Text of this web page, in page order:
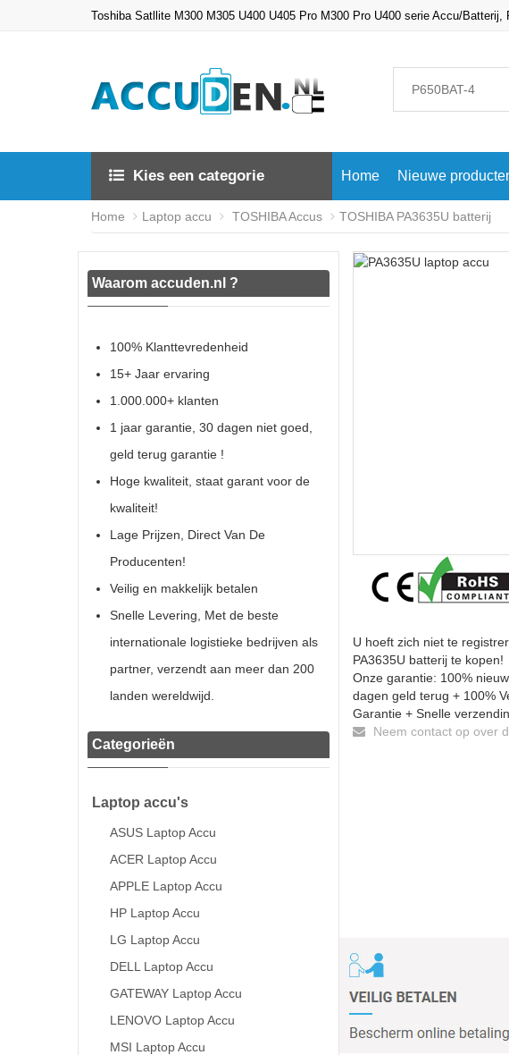
Toshiba Satllite M300 M305 U400 U405 Pro M300 Pro U400 serie Accu/Batterij,
Kies een categorie Home Nieuwe
Home Laptop accu TOSHIBA Accus TOSHIBA PA3635U batterij
Waarom accuden.nl ?
100% Klanttevredenheid
15+ Jaar ervaring
1.000.000+ klanten
1 jaar garantie, 30 dagen niet goed,
geld terug garantie !
Hoge kwaliteit, staat garant voor de
kwaliteit!
Lage Prijzen, Direct Van De
Producenten!
Veilig en makkelijk betalen
Snelle Levering, Met de beste
internationale logistieke bedrijven als
partner, verzendt aan meer dan 200
landen wereldwijd.
Categorieën
Laptop accu's
ASUS Laptop Accu
ACER Laptop Accu
APPLE Laptop Accu
HP Laptop Accu
LG Laptop Accu
DELL Laptop Accu
GATEWAY Laptop Accu
LENOVO Laptop Accu
MSI Laptop Accu
U hoeft zich niet te
PA3635U batterij te kopen!
Onze garantie: 100%
dagen geld terug + 100%
Garantie + Snelle
Neem contact op over